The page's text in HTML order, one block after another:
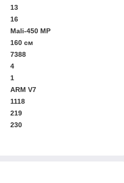
13
16
Mali-450 MP
160 см
7388
4
1
ARM V7
1118
219
230